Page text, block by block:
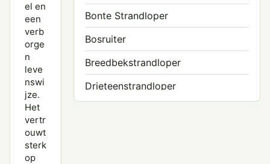
el en
een
verb
orge
n
leve
nswi
jze.
Het
vertr
ouwt
sterk
op
Bonte Strandloper
Bosruiter
Breedbekstrandloper
Drieteenstrandloper